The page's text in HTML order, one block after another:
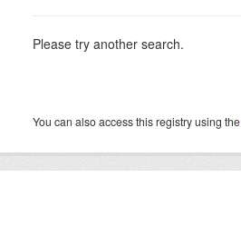
Please try another search.
You can also access this registry using the